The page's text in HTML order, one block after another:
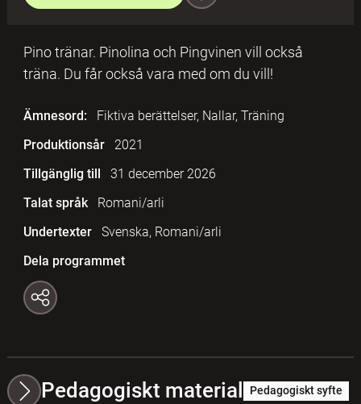
Pino tränar. Pinolina och Pingvinen vill också
träna. Du får också vara med om du vill!
Ämnesord:
Fiktiva berättelser, Nallar, Träning
Produktionsår
2021
Tillgänglig till
31 december 2026
Talat språk
Romani/arli
Undertexter
Svenska, Romani/arli
Dela programmet
Pedagogiskt material Pedagogiskt syfte